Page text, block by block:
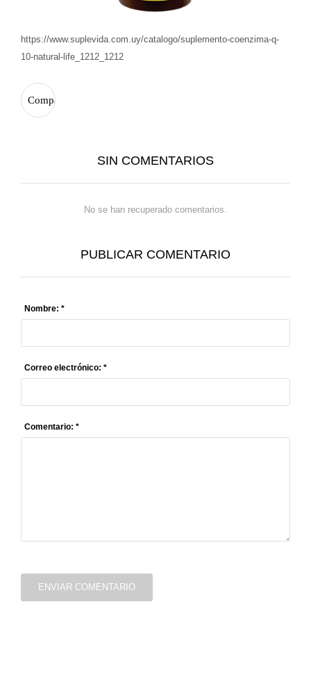
https://www.suplevida.com.uy/catalogo/suplemento-coenzima-q-
10-natural-life_1212_1212
SIN COMENTARIOS
No se han recuperado comentarios.
PUBLICAR COMENTARIO
Nombre: *
Correo electrónico: *
Comentario: *
ENVIAR COMENTARIO